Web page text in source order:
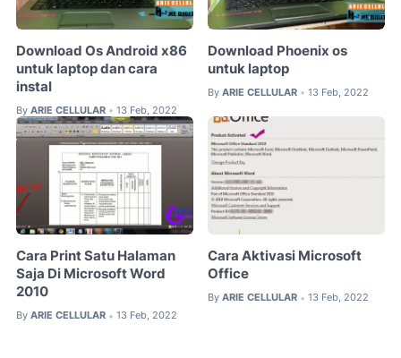
Download Os Android x86
untuk laptop dan cara
instal
By ARIE CELLULAR • 13 Feb, 2022
Download Phoenix os
untuk laptop
By ARIE CELLULAR • 13 Feb, 2022
Cara Print Satu Halaman
Saja Di Microsoft Word
2010
By ARIE CELLULAR • 13 Feb, 2022
Cara Aktivasi Microsoft
Office
By ARIE CELLULAR • 13 Feb, 2022